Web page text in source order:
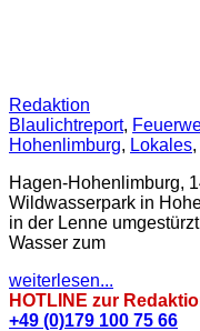
Redaktion
Blaulichtreport,
Hohenlimburg, Lokales,
Hagen-Hohenlimburg,
Wildwasserpark in
in der Lenne
Wasser zum
weiterlesen...
HOTLINE zur
+49 (0)179 100 75 66